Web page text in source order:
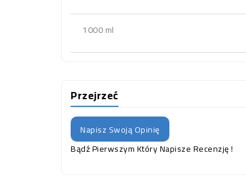
1000 ml
Przejrzeć
Napisz Swoją Opinię
Bądź Pierwszym Który Napisze Recenzję !